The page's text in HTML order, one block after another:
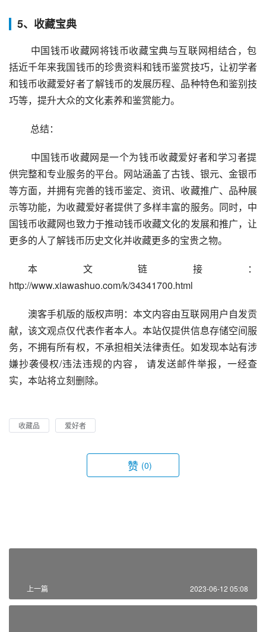
5、收藏宝典
括近千年来我国钱币的珍贵资料和钱币鉴赏技巧，让初学者
和钱币收藏爱好者了解钱币的发展历程、品种特色和鉴别技
巧等，提升大众的文化素养和鉴赏能力。
总结：
供完整和专业服务的平台。网站涵盖了古钱、银元、金银币
等方面，并拥有完善的钱币鉴定、资讯、收藏推广、品种展
示等功能，为收藏爱好者提供了多样丰富的服务。同时，中
国钱币收藏网也致力于推动钱币收藏文化的发展和推广，让
更多的人了解钱币历史文化并收藏更多的宝贵之物。
本文链接：
http://www.xiawashuo.com/k/34341700.html
澳客手机版的版权声明：本文内容由互联网用户自发贡
献，该文观点仅代表作者本人。本站仅提供信息存储空间服
务，不拥有所有权，不承担相关法律责任。如发现本站有涉
嫌抄袭侵权/违法违规的内容， 请发送邮件举报，一经查
实，本站将立刻删除。
收藏品 爱好者
赞 (0)
上一篇 2023-06-12 05:08